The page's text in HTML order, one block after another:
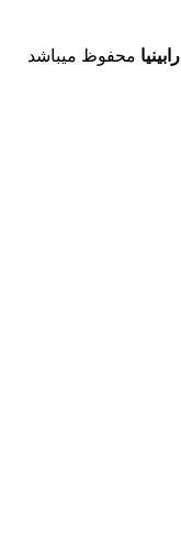
رابینیا محفوظ میباشد